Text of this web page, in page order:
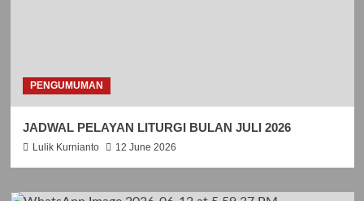
PENGUMUMAN
JADWAL PELAYAN LITURGI BULAN JULI 2026
Lulik Kurnianto 12 June 2026